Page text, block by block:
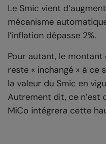
Le Smic vient
mécanisme
l’inflation dépasse 2%.
Pour autant, le
reste « inchangé » à ce
la valeur du Smic en
Autrement dit, ce n’est
MiCo intégrera cette